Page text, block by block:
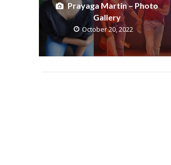
Prayaga Martin – Photo
Gallery
October 20, 2022